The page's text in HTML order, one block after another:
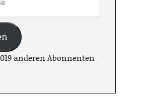
anderen Abonnenten